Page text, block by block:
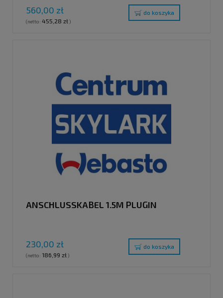
560,00 zł
(netto: 455,28 zł)
do koszyka
ANSCHLUSSKABEL 1.5M PLUGIN
230,00 zł
(netto: 186,99 zł)
do koszyka